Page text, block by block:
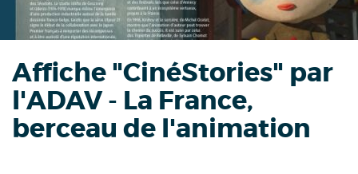
Affiche "CinéStories" par
l'ADAV - La France,
berceau de l'animation